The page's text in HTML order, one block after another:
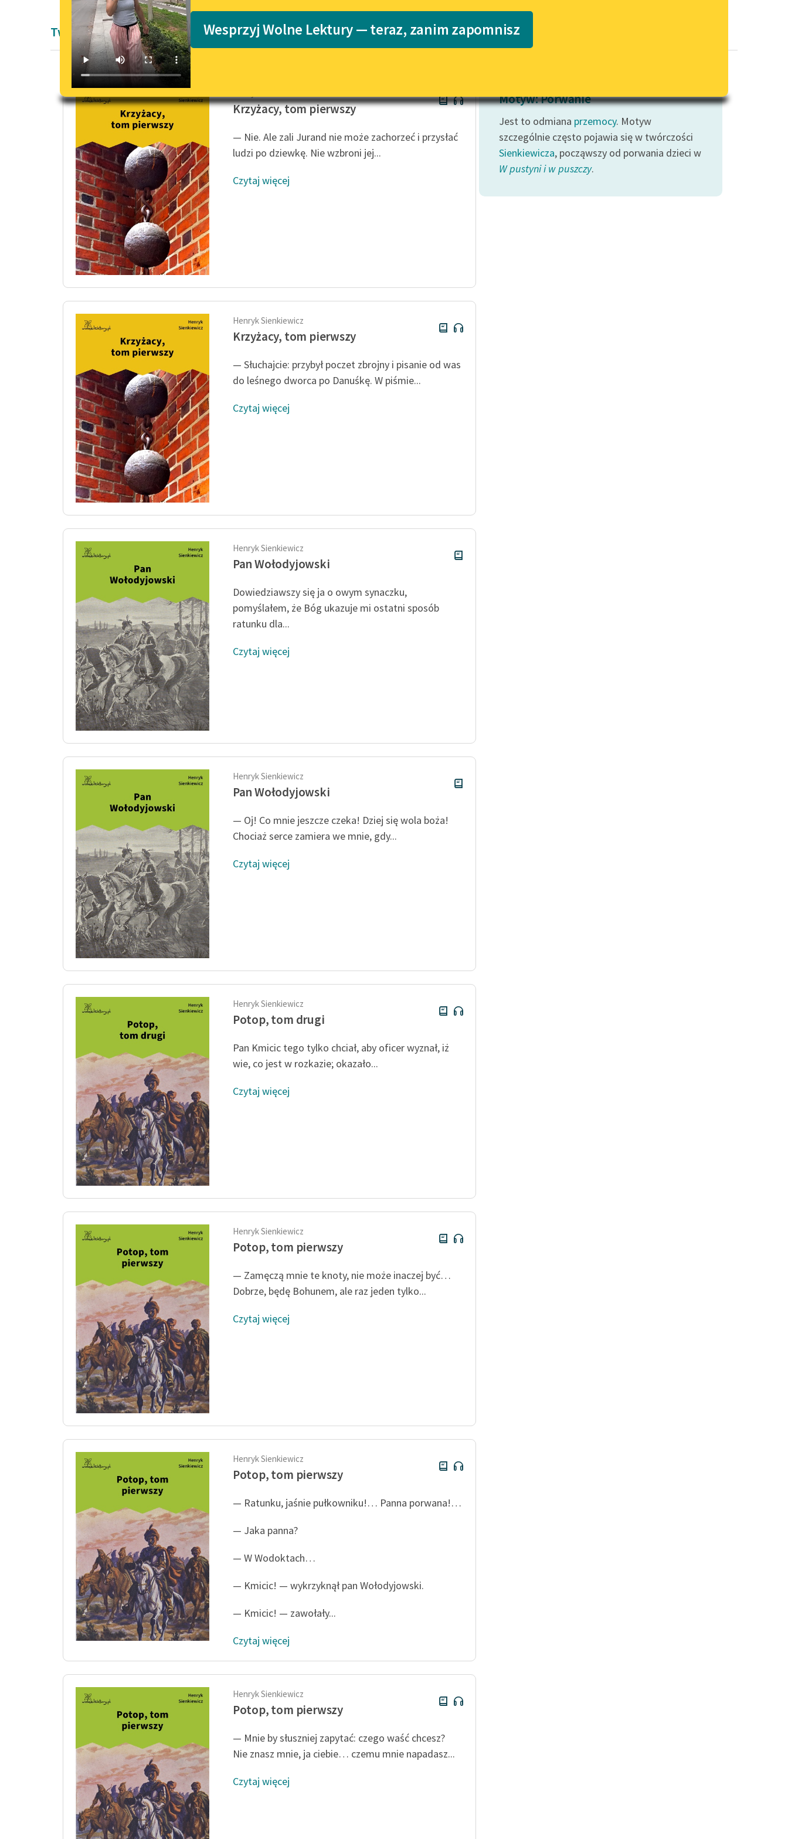
Lektury szkolne i klasyka
literatury do słuchania dla
E-kolekcja lektur szkolnych i
literatury do słuchania dla
uczennic i uczniów z
niepełnosprawnościami
Feministyczne inspiracje.
Popularyzacja skandynawskiej
Katalog
Katalog w formacie PDF
wrażliwych
Deklaracja dostępności
Wesprzyj Wolne Lektury — teraz, zanim zapomnisz
Twórczość Pozytywizm Henryka Sienkiewicza
Krzyżacy, tom pierwszy
— Nie. Ale zali Jurand nie może zachorzeć i przysłać
ludzi po dziewkę. Nie wzbroni jej...
Czytaj więcej
Henryk Sienkiewicz
Krzyżacy, tom pierwszy
— Słuchajcie: przybył poczet zbrojny i pisanie od was
do leśnego dworca po Danuśkę. W piśmie...
Czytaj więcej
Henryk Sienkiewicz
Pan Wołodyjowski
Dowiedziawszy się ja o owym synaczku,
pomyślałem, że Bóg ukazuje mi ostatni sposób
ratunku dla...
Czytaj więcej
Henryk Sienkiewicz
Pan Wołodyjowski
— Oj! Co mnie jeszcze czeka! Dziej się wola boża!
Chociaż serce zamiera we mnie, gdy...
Czytaj więcej
Henryk Sienkiewicz
Potop, tom drugi
Pan Kmicic tego tylko chciał, aby oficer wyznał, iż
wie, co jest w rozkazie; okazało...
Czytaj więcej
Henryk Sienkiewicz
Potop, tom pierwszy
— Zamęczą mnie te knoty, nie może inaczej być…
Dobrze, będę Bohunem, ale raz jeden tylko...
Czytaj więcej
Henryk Sienkiewicz
Potop, tom pierwszy
— Ratunku, jaśnie pułkowniku!… Panna porwana!…
— Jaka panna?
— W Wodoktach…
— Kmicic! — wykrzyknął pan Wołodyjowski.
— Kmicic! — zawołały...
Czytaj więcej
Henryk Sienkiewicz
Potop, tom pierwszy
— Mnie by słuszniej zapytać: czego waść chcesz?
Nie znasz mnie, ja ciebie… czemu mnie napadasz...
Czytaj więcej
Motyw: Porwanie
Jest to odmiana przemocy. Motyw
szczególnie często pojawia się w twórczości
Sienkiewicza, począwszy od porwania dzieci w
W pustyni i w puszczy.